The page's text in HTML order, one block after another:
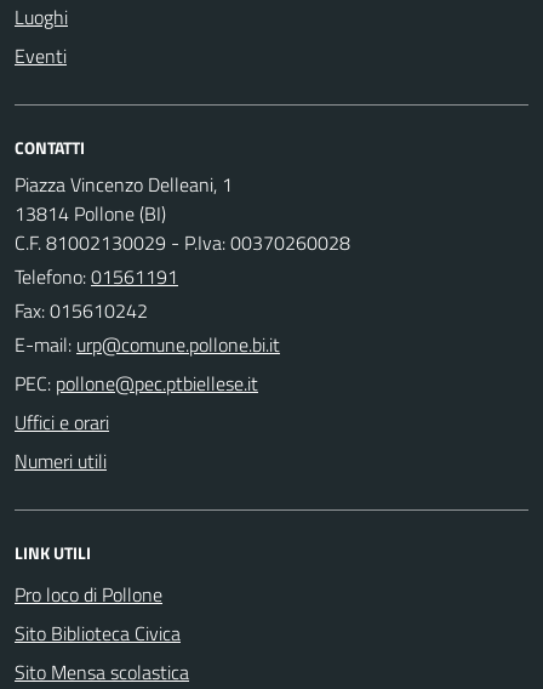
Luoghi
Eventi
CONTATTI
Piazza Vincenzo Delleani, 1
13814 Pollone (BI)
C.F. 81002130029 - P.Iva: 00370260028
Telefono:01561191
Fax: 015610242
E-mail:
PEC:
Uffici e orari
Numeri utili
LINK UTILI
Pro loco di Pollone
Sito Biblioteca Civica
Sito Mensa scolastica